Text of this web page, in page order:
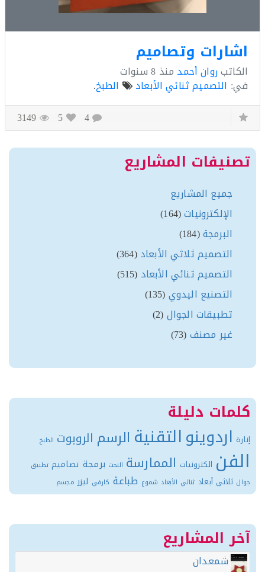
وتصاميم
روان أحمد منذ8 سنوات
التصميم ثنائي الأبعاد الطبخ
5
3149
المشاريع
جميع المشاريع
الإلكترونيات(164)
البرمجة(184)
التصميم ثلاثي الأبعاد(364)
التصميم ثنائي الأبعاد(515)
التصنيع اليدوي(135)
تطبيقات الجوال(2)
غير مصنف(73)
دليلة
اردوينوالتقنيةالرسمالروبوت الطبخ
الكترونيات الممارسة النحت برمجة تصاميم تطبيق
ثلاثي أبعاد ثنائي الأبعاد شموع طباعة كارفي ليزر مجسم
المشاريع
شمعدان